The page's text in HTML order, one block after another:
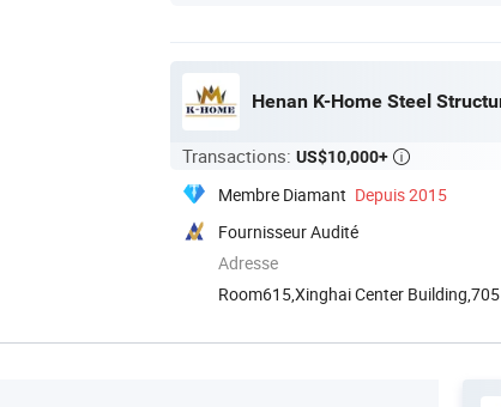
Henan K-Home Steel
Transactions: US$10,000+ 
Membre Diamant Depuis 2015
Fournisseur Audité
Adresse
Room615,Xinghai Center